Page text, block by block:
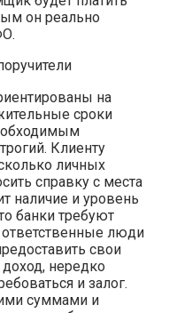
он реально
на
сроки
Клиенту
личных
справку с места
наличие и уровень
банки требуют
ответственные люди
свои
нередко
и залог.
суммами и